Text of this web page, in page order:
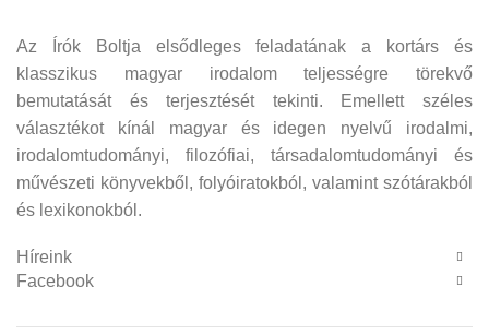
Az Írók Boltja elsődleges feladatának a kortárs és
klasszikus magyar irodalom teljességre törekvő
bemutatását és terjesztését tekinti. Emellett széles
választékot kínál magyar és idegen nyelvű irodalmi,
irodalomtudományi, filozófiai, társadalomtudományi és
művészeti könyvekből, folyóiratokból, valamint szótárakból
és lexikonokból.
Híreink
Facebook